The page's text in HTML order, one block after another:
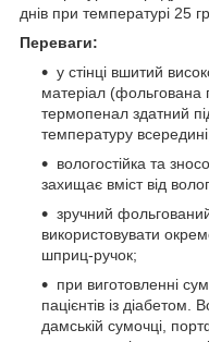
днів при температурі 25
Переваги:
у стінці вшитий
матеріал (фольгована
термопенал здатний
температуру
вологостійка та
захищає вміст від
зручний
використовувати
шприц-ручок;
при виготовленні
пацієнтів із діабетом.
дамській сумочці,